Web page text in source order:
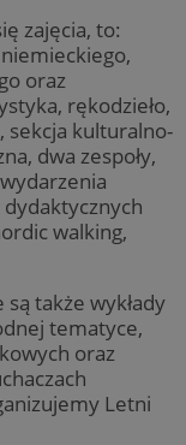
zajęcia, to:
oraz
rękodzieło,
sekcja kulturalno-
dwa zespoły,
walking,
także wykłady
tematyce,
oraz
Letni